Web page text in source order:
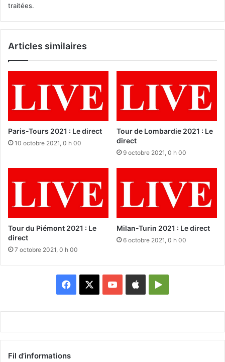
traitées.
Articles similaires
Paris-Tours 2021 : Le direct
10 octobre 2021, 0 h 00
Tour de Lombardie 2021 : Le
direct
9 octobre 2021, 0 h 00
Tour du Piémont 2021 : Le
direct
7 octobre 2021, 0 h 00
Milan-Turin 2021 : Le direct
6 octobre 2021, 0 h 00
Facebook YouTubeAppleGoogle
Fil d’informations